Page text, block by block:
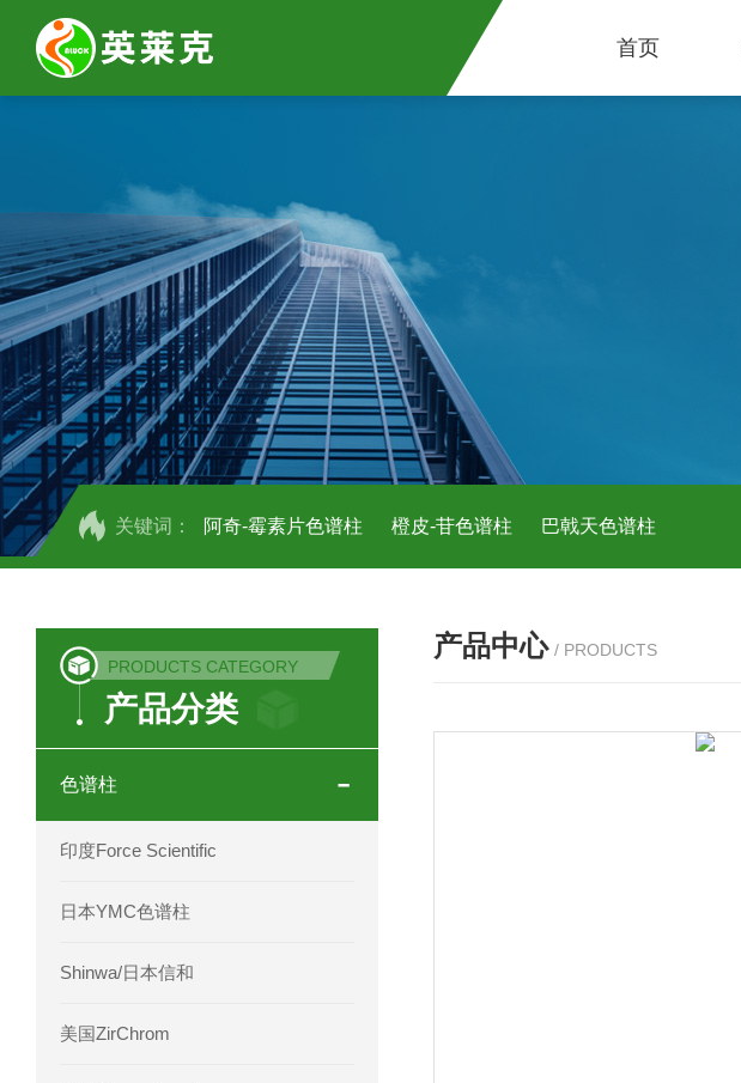
首页
关键词： 阿奇-霉素片色谱柱 橙皮-苷色谱柱 巴戟天色谱柱
COSMOSIL 1.8PBr五溴苯基色谱柱 COSMOSIL 1.8PBr色谱柱
菟丝子 柠檬黄色谱柱
印度Force Scientific Rubitas色谱柱
PRODUCTS CATEGORY
产品分类
色谱柱
印度Force Scientific
日本YMC色谱柱
Shinwa/日本信和
美国ZirChrom
产品中心 / PRODUCTS